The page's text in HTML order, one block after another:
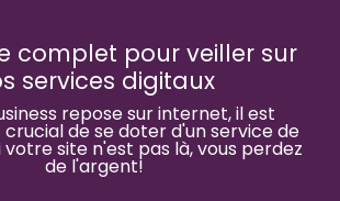
complet pour veiller sur
services digitaux
repose sur internet, il est
de se doter d'un service de
votre site n'est pas là, vous perdez
de l'argent!